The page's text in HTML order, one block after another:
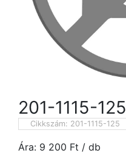
201-1115-125
Cikkszám: 201-1115-125
Ára: 9 200 Ft / db